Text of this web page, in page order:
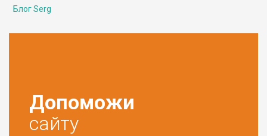
Блог Serg
Допоможи
сайту